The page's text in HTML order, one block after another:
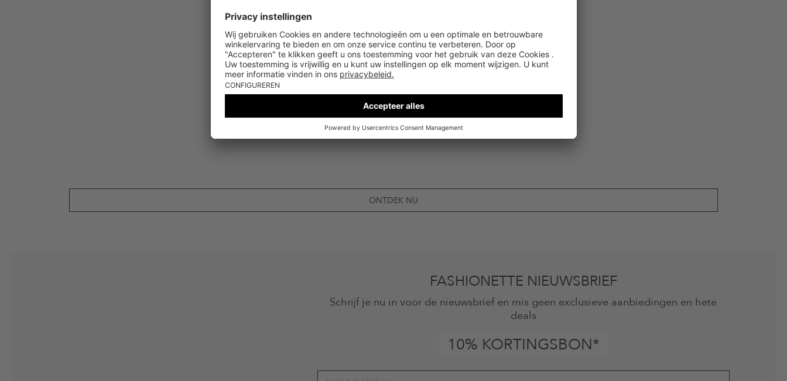
ONTDEK NU
FASHIONETTE NIEUWSBRIEF
Schrijf je nu in voor de nieuwsbrief en mis geen exclusieve aanbiedingen en hete
deals
10% KORTINGSBON*